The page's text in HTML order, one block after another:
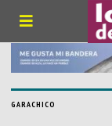
GARACHICO